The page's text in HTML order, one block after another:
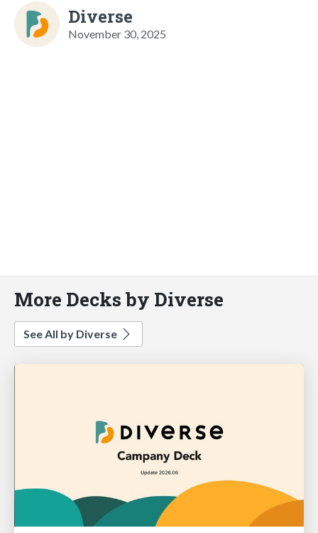
Diverse
November 30, 2025
More Decks by Diverse
See All by Diverse